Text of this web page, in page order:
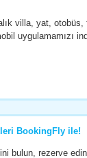
villa, yat, otobüs,
uygulamamızı
BookingFly ile!
bulun, rezerve